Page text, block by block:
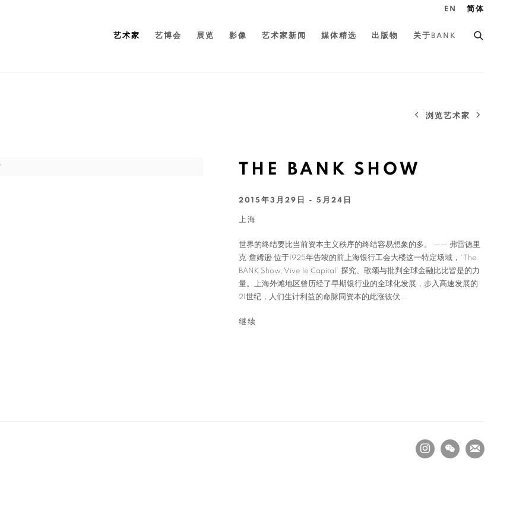
艺术家 艺博会 展览 影像 艺术家新闻 媒体精选 出版物 关于BANK
EN 简体
浏览艺术家
THE BANK SHOW
2015年3月29日 - 5月24日
上海
世界的终结要比当前资本主义秩序的终结容易想象的多。 —— 弗雷德里
克·詹姆逊 位于1925年告竣的前上海银行工会大楼这一特定场域，“The
BANK Show, Vive le Capital” 探究、歌颂与批判全球金融比比皆是的力
量。上海外滩地区曾历经了早期银行业的全球化发展，步入高速发展的
21世纪，人们生计利益的命脉同资本的此涨彼伏...
继续